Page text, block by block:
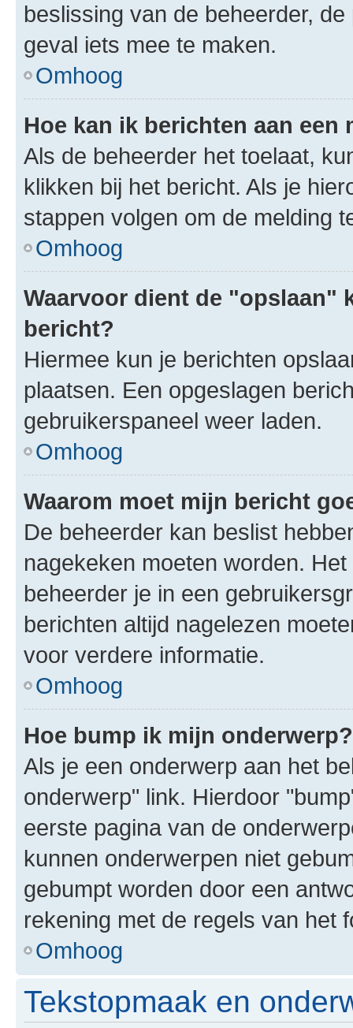
beslissing van de beheerder,
geval iets mee te maken.
Omhoog
Hoe kan ik berichten aan een
Als de beheerder het toelaat,
klikken bij het bericht. Als je
stappen volgen om de melding
Omhoog
Waarvoor dient de "opslaan"
bericht?
Hiermee kun je berichten
plaatsen. Een opgeslagen
gebruikerspaneel weer laden.
Omhoog
Waarom moet mijn bericht
De beheerder kan beslist
nagekeken moeten worden.
beheerder je in een
berichten altijd nagelezen
voor verdere informatie.
Omhoog
Hoe bump ik mijn onderwerp?
Als je een onderwerp aan het
onderwerp" link. Hierdoor
eerste pagina van de
kunnen onderwerpen niet
gebumpt worden door een
rekening met de regels van het
Omhoog
Tekstopmaak en